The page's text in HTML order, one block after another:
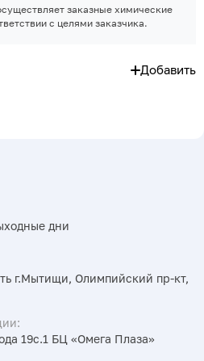
заказные химические
с целями заказчика.
Добавить
дни
г.Мытищи, Олимпийский пр-кт,
19с.1 БЦ «Омега Плаза»